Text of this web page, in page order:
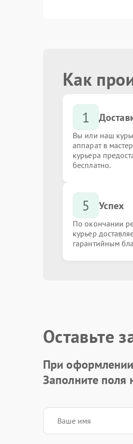
Замена разъемов
Замена жестких
Замена USB порта
Замена звуковой
Замена шлейфа
Замена матрицы
Как
1
Вы или наш
аппарат в
курьера
бесплатно.
5 Успех
По окончании
курьер
гарантийным
Оставьте
При
Заполните